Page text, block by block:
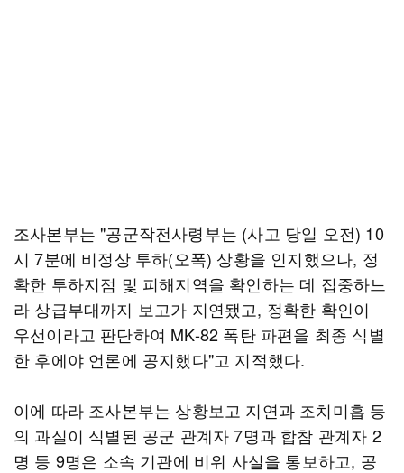
조사본부는 "공군작전사령부는 (사고 당일 오전) 10
시 7분에 비정상 투하(오폭) 상황을 인지했으나, 정
확한 투하지점 및 피해지역을 확인하는 데 집중하느
라 상급부대까지 보고가 지연됐고, 정확한 확인이
우선이라고 판단하여 MK-82 폭탄 파편을 최종 식별
한 후에야 언론에 공지했다"고 지적했다.
이에 따라 조사본부는 상황보고 지연과 조치미흡 등
의 과실이 식별된 공군 관계자 7명과 합참 관계자 2
명 등 9명은 소속 기관에 비위 사실을 통보하고, 공